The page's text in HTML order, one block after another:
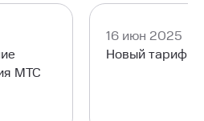
МТС
16 июн 2025
Новый тариф